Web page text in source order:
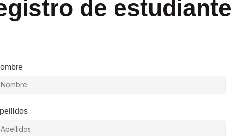
de estudiante